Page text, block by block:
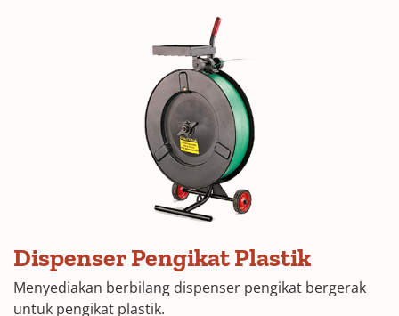
Dispenser Pengikat Plastik
Menyediakan berbilang dispenser pengikat bergerak
untuk pengikat plastik.